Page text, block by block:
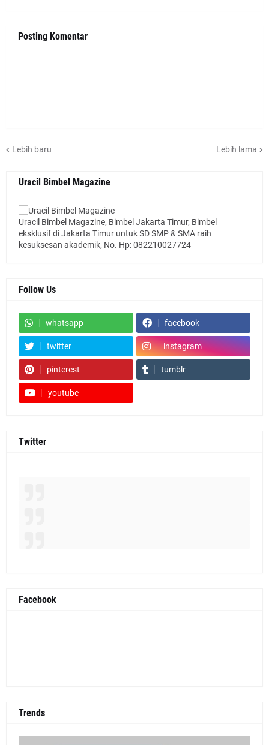
Posting Komentar
Lebih baru Lebih lama
Uracil Bimbel Magazine
Uracil Bimbel Magazine, Bimbel Jakarta Timur, Bimbel
eksklusif di Jakarta Timur untuk SD SMP & SMA raih
kesuksesan akademik, No. Hp: 082210027724
Follow Us
whatsapp facebook
twitter instagram
pinterest tumblr
youtube
Twitter
Facebook
Trends